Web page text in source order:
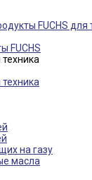
FUCHS для
FUCHS
на газу
масла